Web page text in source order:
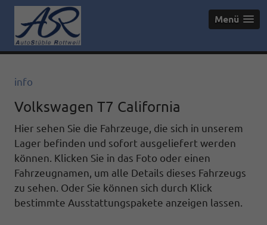
Menü
info
Volkswagen T7 California
Hier sehen Sie die Fahrzeuge, die sich in unserem
Lager befinden und sofort ausgeliefert werden
können. Klicken Sie in das Foto oder einen
Fahrzeugnamen, um alle Details dieses Fahrzeugs
zu sehen. Oder Sie können sich durch Klick
bestimmte Ausstattungspakete anzeigen lassen.